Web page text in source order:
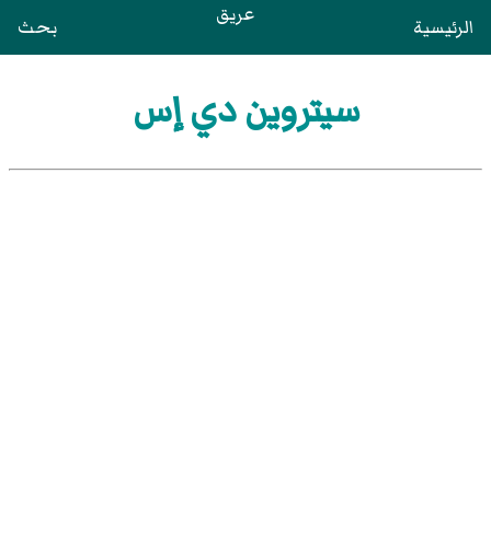
الرئيسية عريق بحث
سيتروين دي إس